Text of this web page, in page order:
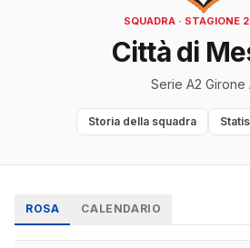
SQUADRA · STAGIONE
Città di
Serie A2 Girone
Storia della squadra
ROSA CALENDARIO